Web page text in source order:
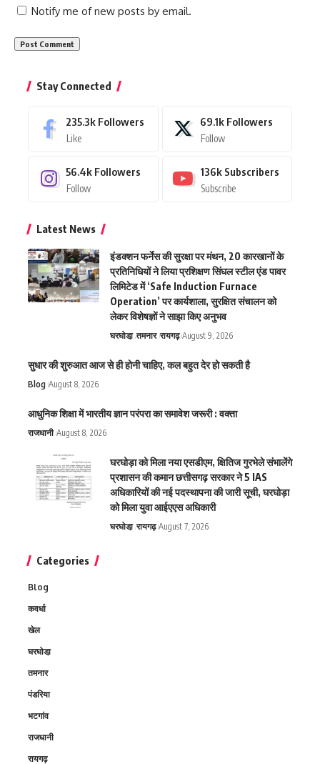
Notify me of new posts by email.
Stay Connected
235.3k Followers
Like
69.1k Followers
Follow
56.4k Followers
Follow
136k Subscribers
Subscribe
Latest News
इंडक्शन फर्नेस की सुरक्षा पर मंथन, 20 कारखानों के
प्रतिनिधियों ने लिया प्रशिक्षण सिंघल स्टील एंड पावर
लिमिटेड में ‘Safe Induction Furnace
Operation’ पर कार्यशाला, सुरक्षित संचालन को
लेकर विशेषज्ञों ने साझा किए अनुभव
घरघोडा़ तमनार रायगढ़ August 9, 2026
सुधार की शुरुआत आज से ही होनी चाहिए, कल बहुत देर हो सकती है
Blog August 8, 2026
आधुनिक शिक्षा में भारतीय ज्ञान परंपरा का समावेश जरूरी : वक्ता
राजधानी August 8, 2026
घरघोड़ा को मिला नया एसडीएम, क्षितिज गुरभेले संभालेंगे
प्रशासन की कमान छत्तीसगढ़ सरकार ने 5 IAS
अधिकारियों की नई पदस्थापना की जारी सूची, घरघोड़ा
को मिला युवा आईएएस अधिकारी
घरघोडा़ रायगढ़ August 7, 2026
Categories
Blog
कवर्धा
खेल
घरघोडा़
तमनार
पंडरिया
भटगांव
राजधानी
रायगढ़